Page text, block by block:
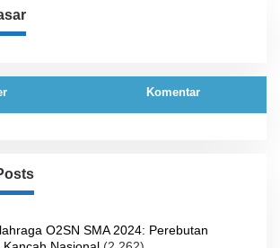
Komentar
O2SN SMA 2024: Perebutan